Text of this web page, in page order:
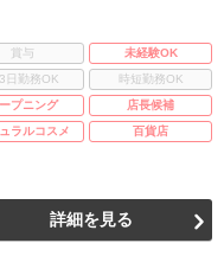
賞与
未経験OK
日勤務OK
時短勤務OK
プニング
店長候補
ラルコスメ 百貨店
詳細を見る